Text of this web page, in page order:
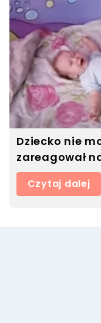
Dziecko nie
zareagował
Czytaj dalej